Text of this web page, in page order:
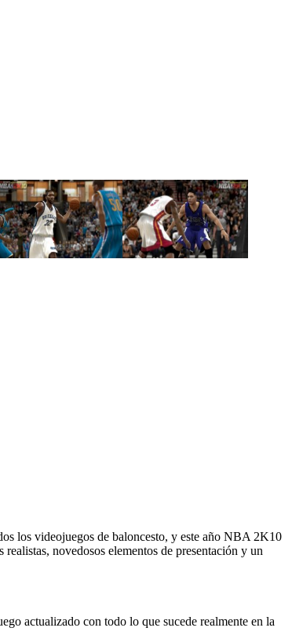
los videojuegos de baloncesto, y este año NBA 2K10
novedosos elementos de presentación y un
actualizado con todo lo que sucede realmente en la